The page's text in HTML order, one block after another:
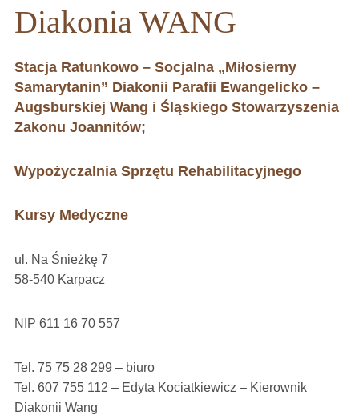
Diakonia WANG
Stacja Ratunkowo – Socjalna „Miłosierny
Samarytanin” Diakonii Parafii Ewangelicko –
Augsburskiej Wang i Śląskiego Stowarzyszenia
Zakonu Joannitów;
Wypożyczalnia Sprzętu Rehabilitacyjnego
Kursy Medyczne
ul. Na Śnieżkę 7
58-540 Karpacz
NIP 611 16 70 557
Tel. 75 75 28 299 – biuro
Tel. 607 755 112 – Edyta Kociatkiewicz – Kierownik
Diakonii Wang